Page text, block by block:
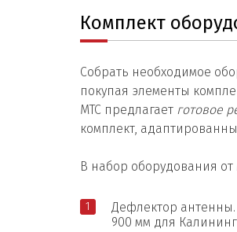
Комплект
Собрать необходимое
покупая элементы
МТС предлагает готовое
комплект,
В набор оборудования
Дефлектор антенны.
900 мм для